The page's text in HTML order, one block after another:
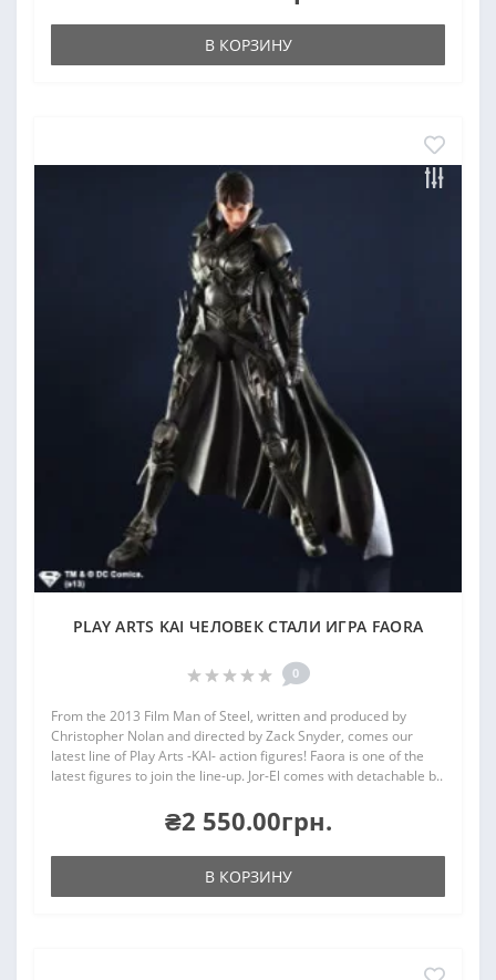
В КОРЗИНУ
PLAY ARTS KAI ЧЕЛОВЕК СТАЛИ ИГРА FAORA
0
From the 2013 Film Man of Steel, written and produced by
Christopher Nolan and directed by Zack Snyder, comes our
latest line of Play Arts -KAI- action figures! Faora is one of the
latest figures to join the line-up. Jor-El comes with detachable b..
₴2 550.00грн.
В КОРЗИНУ